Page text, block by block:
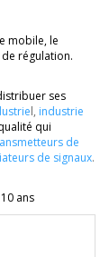
mobile, le
régulation.
ses
l, industrie
qui
de
de signaux.
ans